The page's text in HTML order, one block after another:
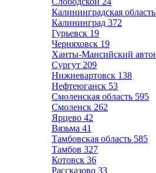
Калининградская область
Калининград 372
Гурьевск 19
Черняховск 19
Ханты-Мансийский
Сургут 209
Нижневартовск 138
Нефтеюганск 53
Смоленская область 595
Смоленск 262
Ярцево 42
Вязьма 41
Тамбовская область 585
Тамбов 327
Котовск 36
Рассказово 33